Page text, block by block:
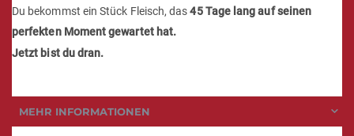
Du bekommst ein Stück Fleisch, das45 Tage lang auf seinen
perfekten Moment gewartet hat.
Jetzt bist du dran.
MEHR INFORMATIONEN